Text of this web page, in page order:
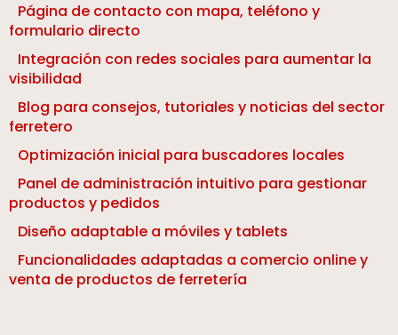
Página de contacto con mapa, teléfono y
formulario directo
Integración con redes sociales para aumentar la
visibilidad
Blog para consejos, tutoriales y noticias del sector
ferretero
Optimización inicial para buscadores locales
Panel de administración intuitivo para gestionar
productos y pedidos
Diseño adaptable a móviles y tablets
Funcionalidades adaptadas a comercio online y
venta de productos de ferretería